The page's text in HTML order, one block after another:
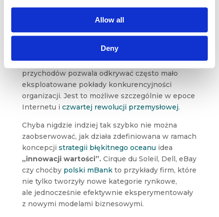
Allow all
Deny
czy optymalizację procesów,ale także formy
outsourcingu, barterów itp.
Kwestionowanie zastanego stanu w sferze
struktury i poziomu kosztów, jak i źródeł i skali
przychodów pozwala odkrywać często mało
eksploatowane pokłady konkurencyjności
organizacji. Jest to możliwe szczególnie w epoce
Internetu i czwartej rewolucji przemysłowej.
Chyba nigdzie indziej tak szybko nie można
zaobserwować, jak działa zdefiniowana w ramach
koncepcji strategii błękitnego oceanu idea
„innowacji wartości”.Cirque du Soleil, Dell, eBay
czy choćby polski mBankto przykłady firm, które
nie tylko tworzyły nowe kategorie rynkowe,
ale jednocześnie efektywnie eksperymentowały
z nowymi modelami biznesowymi.